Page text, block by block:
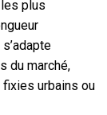
plus
du marché,
fixies urbains ou